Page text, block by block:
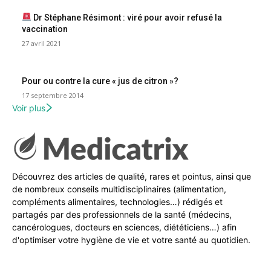
Dr Stéphane Résimont : viré pour avoir refusé la
vaccination
27 avril 2021
Pour ou contre la cure « jus de citron »?
17 septembre 2014
Voir plus
Découvrez des articles de qualité, rares et pointus, ainsi que
de nombreux conseils multidisciplinaires (alimentation,
compléments alimentaires, technologies…) rédigés et
partagés par des professionnels de la santé (médecins,
cancérologues, docteurs en sciences, diététiciens…) afin
d'optimiser votre hygiène de vie et votre santé au quotidien.